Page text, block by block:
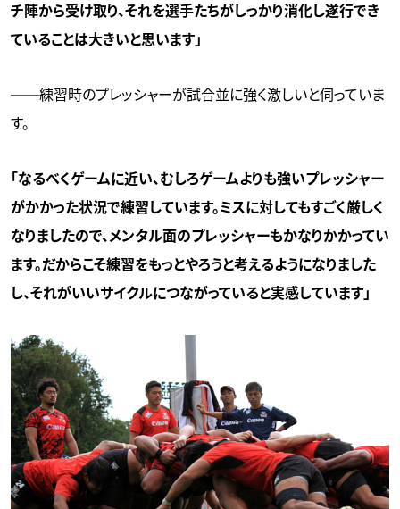
チ陣から受け取り、それを選手たちがしっかり消化し遂行でき
ていることは大きいと思います」
──練習時のプレッシャーが試合並に強く激しいと伺っていま
す。
「なるべくゲームに近い、むしろゲームよりも強いプレッシャー
がかかった状況で練習しています。ミスに対してもすごく厳しく
なりましたので、メンタル面のプレッシャーもかなりかかってい
ます。だからこそ練習をもっとやろうと考えるようになりました
し、それがいいサイクルにつながっていると実感しています」